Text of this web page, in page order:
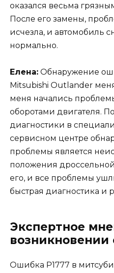
оказался весьма
После его замены,
исчезла, и автомобиль
нормально.
Елена: Обнаружение
Mitsubishi Outlander
меня начались
оборотами двигателя.
диагностики в
сервисном центре
проблемы является
положения
его, и все проблемы
быстрая диагностика и
Экспертное
возникновении
Ошибка Р1777 в